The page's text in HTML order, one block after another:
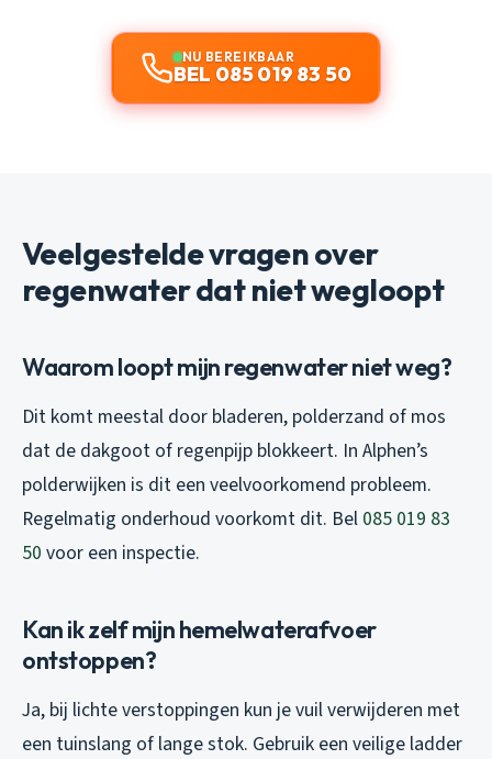
NU BEREIKBAAR
BEL 085 019 83 50
Veelgestelde vragen over
regenwater dat niet wegloopt
Waarom loopt mijn regenwater niet weg?
Dit komt meestal door bladeren, polderzand of mos
dat de dakgoot of regenpijp blokkeert. In Alphen’s
polderwijken is dit een veelvoorkomend probleem.
Regelmatig onderhoud voorkomt dit. Bel 085 019 83
50 voor een inspectie.
Kan ik zelf mijn hemelwaterafvoer
ontstoppen?
Ja, bij lichte verstoppingen kun je vuil verwijderen met
een tuinslang of lange stok. Gebruik een veilige ladder